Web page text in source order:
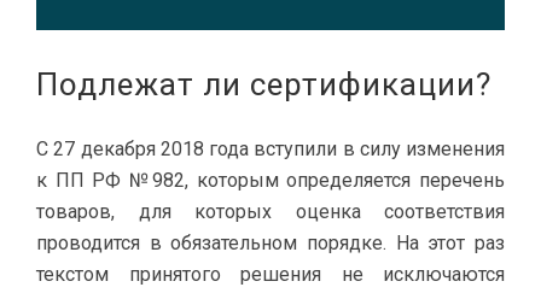
Подлежат ли сертификации?
С 27 декабря 2018 года вступили в силу изменения
к ПП РФ №982, которым определяется перечень
товаров, для которых оценка соответствия
проводится в обязательном порядке. На этот раз
текстом принятого решения не исключаются